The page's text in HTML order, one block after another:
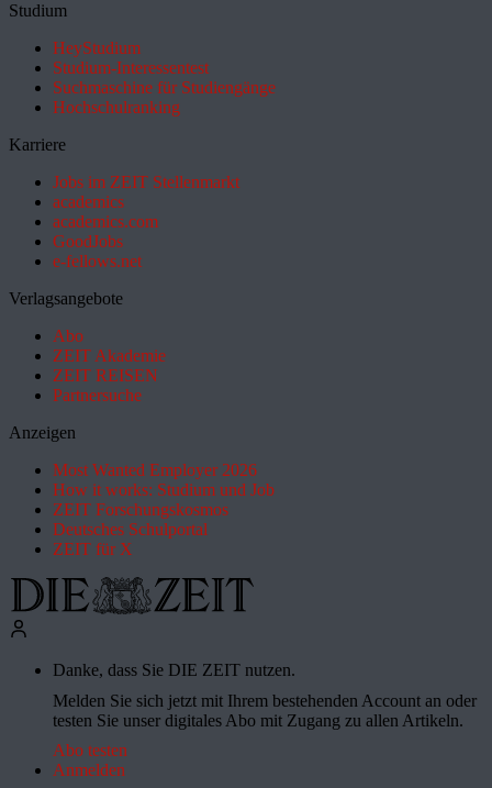
Studium
HeyStudium
Studium-Interessentest
Suchmaschine für Studiengänge
Hochschulranking
Karriere
Jobs im ZEIT Stellenmarkt
academics
academics.com
GoodJobs
e-fellows.net
Verlagsangebote
Abo
ZEIT Akademie
ZEIT REISEN
Partnersuche
Anzeigen
Most Wanted Employer 2026
How it works: Studium und Job
ZEIT Forschungskosmos
Deutsches Schulportal
ZEIT für X
Danke, dass Sie DIE ZEIT nutzen.
Melden Sie sich jetzt mit Ihrem bestehenden Account an oder
testen Sie unser digitales Abo mit Zugang zu allen Artikeln.
Abo testen
Anmelden